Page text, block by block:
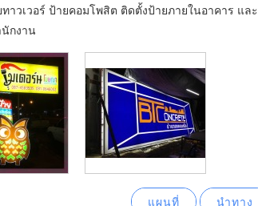
วเวอร์ ป้ายคอมโพสิต ติดตั้งป้ายภายในอาคาร และ
กงาน